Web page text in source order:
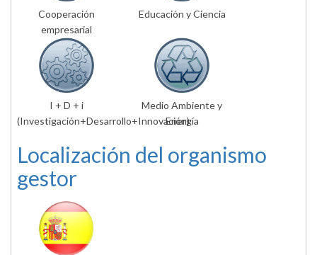
Cooperación
empresarial
Educación y Ciencia
I + D + i
(Investigación+Desarrollo+Innovación)
Medio Ambiente y
Energía
Localización del organismo
gestor